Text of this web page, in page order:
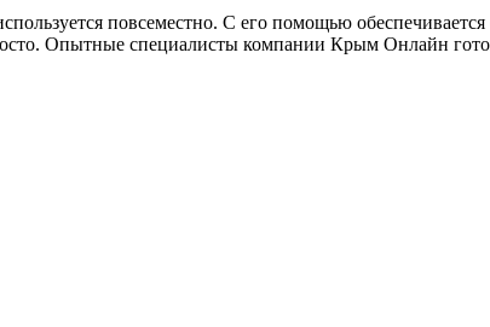
повсеместно. С его помощью обеспечивается
Опытные специалисты компании Крым Онлайн